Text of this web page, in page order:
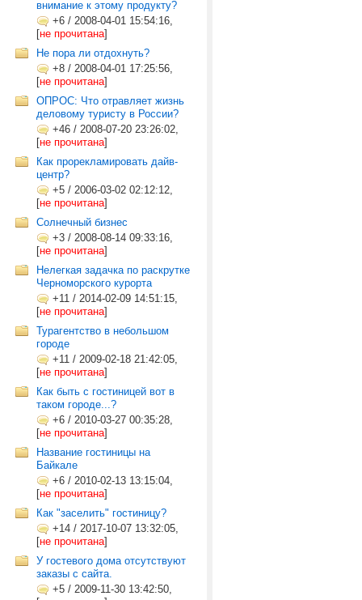
внимание к этому продукту?
+6 / 2008-04-01 15:54:16,
[не прочитана]
Не пора ли отдохнуть?
+8 / 2008-04-01 17:25:56,
[не прочитана]
ОПРОС: Что отравляет жизнь
деловому туристу в России?
+46 / 2008-07-20 23:26:02,
[не прочитана]
Как прорекламировать дайв-
центр?
+5 / 2006-03-02 02:12:12,
[не прочитана]
Солнечный бизнес
+3 / 2008-08-14 09:33:16,
[не прочитана]
Нелегкая задачка по раскрутке
Черноморского курорта
+11 / 2014-02-09 14:51:15,
[не прочитана]
Турагентство в небольшом
городе
+11 / 2009-02-18 21:42:05,
[не прочитана]
Как быть с гостиницей вот в
таком городе...?
+6 / 2010-03-27 00:35:28,
[не прочитана]
Название гостиницы на
Байкале
+6 / 2010-02-13 13:15:04,
[не прочитана]
Как "заселить" гостиницу?
+14 / 2017-10-07 13:32:05,
[не прочитана]
У гостевого дома отсутствуют
заказы с сайта.
+5 / 2009-11-30 13:42:50,